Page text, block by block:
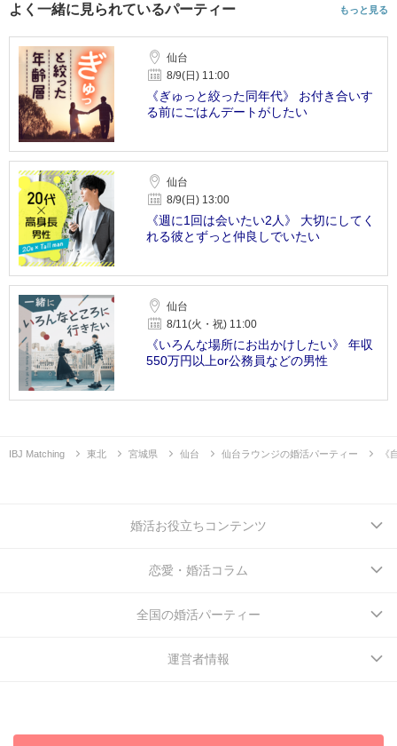
よく一緒に見られているパーティー もっと見る
仙台
8/9(日) 11:00
《ぎゅっと絞った同年代》 お付き合いす
る前にごはんデートがしたい
仙台
8/9(日) 13:00
《週に1回は会いたい2人》 大切にしてく
れる彼とずっと仲良しでいたい
仙台
8/11(火・祝) 11:00
《いろんな場所にお出かけしたい》 年収
550万円以上or公務員などの男性
IBJ Matching 東北 宮城県 仙台 仙台ラウンジの婚活パーティー 《
婚活お役立ちコンテンツ
恋愛・婚活コラム
全国の婚活パーティー
運営者情報